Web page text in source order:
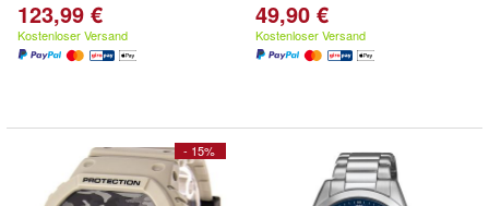
123,99 €
Kostenloser Versand
49,90 €
Kostenloser Versand
- 15%